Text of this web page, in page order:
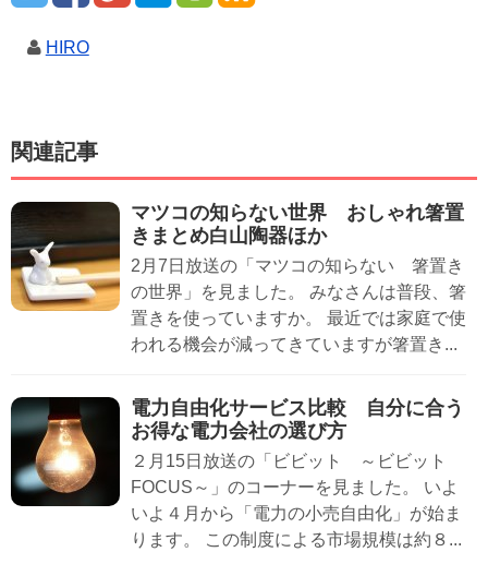
HIRO
関連記事
マツコの知らない世界 おしゃれ箸置
きまとめ白山陶器ほか
2月7日放送の「マツコの知らない 箸置き
の世界」を見ました。 みなさんは普段、箸
置きを使っていますか。 最近では家庭で使
われる機会が減ってきていますが箸置き...
電力自由化サービス比較 自分に合う
お得な電力会社の選び方
２月15日放送の「ビビット ～ビビット
FOCUS～」のコーナーを見ました。 いよ
いよ４月から「電力の小売自由化」が始ま
ります。 この制度による市場規模は約８...